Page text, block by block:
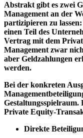
Abstrakt gibt es zwei
Management an der
partizipieren zu
einen Teil des
Vertrag mit dem
Management zwar
aber Geldzahlungen
werden.
Bei der konkreten
Gestaltungsspielraum.
Private Equity-
Direkte